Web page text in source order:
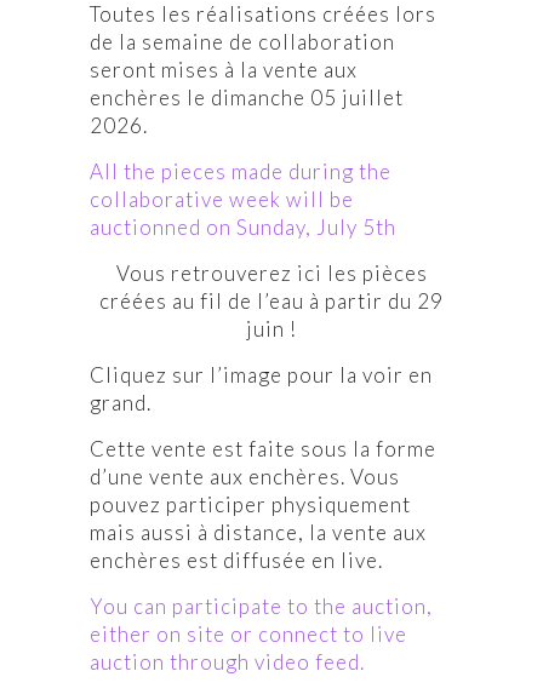
Toutes les réalisations créées lors
de la semaine de collaboration
seront mises à la vente aux
enchères le dimanche 05 juillet
2026.
All the pieces made during the
collaborative week will be
auctionned on Sunday, July 5th
Vous retrouverez ici les pièces
créées au fil de l’eau à partir du 29
juin !
Cliquez sur l’image pour la voir en
grand.
Cette vente est faite sous la forme
d’une vente aux enchères. Vous
pouvez participer physiquement
mais aussi à distance, la vente aux
enchères est diffusée en live.
You can participate to the auction,
either on site or connect to live
auction through video feed.